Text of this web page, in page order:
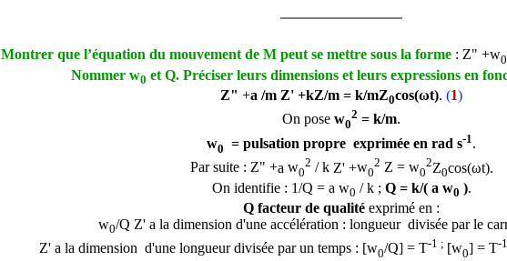
Montrer que l’équation du mouvement de M peut se mettre sous la forme: Z" +w0
Nommer w0 et Q. Préciser leurs dimensions et leurs expressions en
Z" +a /m Z' +kZ/m = k/mZ0cos(ωt). (1)
On pose w0
2 = k/m.
w0 = pulsation propre exprimée en rad s-1 .
Par suite : Z" +a w0
2 / kZ' +w0
2 Z = w0
2Z0cos(ωt).
On identifie : 1/Q = a w0 / k ; Q = k/( a w0 ).
Q facteur de qualité exprimé en :
w0/Q Z' a la dimension d'une accélération : longueur divisée par le
Z' a la dimension d'une longueur divisée par un temps : [w0/Q] = T-1 ; [w0] = T-1